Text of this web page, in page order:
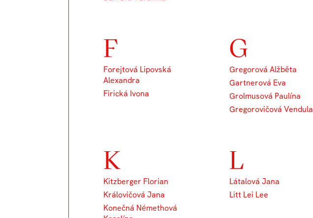
F
Forejtová Lipovská
Alexandra
Firická Ivona
G
Gregorová Alžběta
Gartnerová Eva
Grolmusová Paulína
Gregorovičová Vendula
K
Kitzberger Florian
Královičová Jana
Konečná Némethová
L
Látalová Jana
Litt Lei Lee